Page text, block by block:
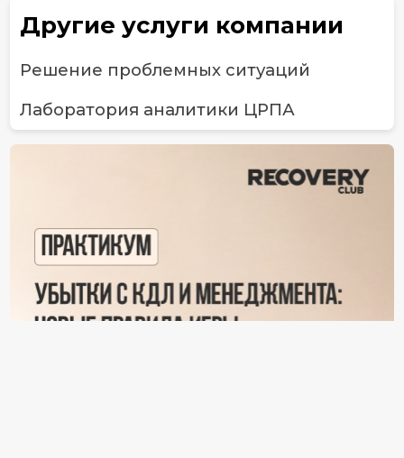
Другие услуги компании
Решение проблемных ситуаций
Лаборатория аналитики ЦРПА